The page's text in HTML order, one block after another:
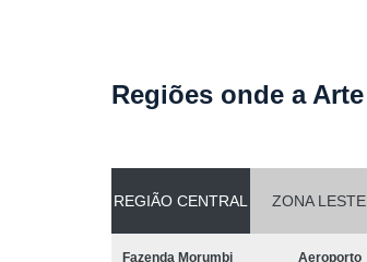
Regiões onde a
REGIÃO CENTRAL ZONA LESTE
Fazenda Morumbi Aeroporto